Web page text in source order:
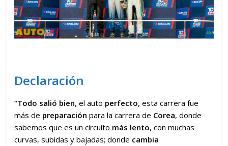
Declaración
“Todo salió bien, el auto perfecto, esta carrera fue
más de preparación para la carrera de Corea, donde
sabemos que es un circuito más lento, con muchas
curvas, subidas y bajadas; donde cambia